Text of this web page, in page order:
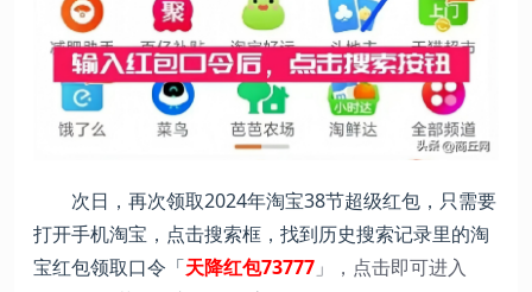
次日，再次领取2024年淘宝38节超级红包，只需要
打开手机淘宝，点击搜索框，找到历史搜索记录里的淘
宝红包领取口令「天降红包73777 」，点击即可进入